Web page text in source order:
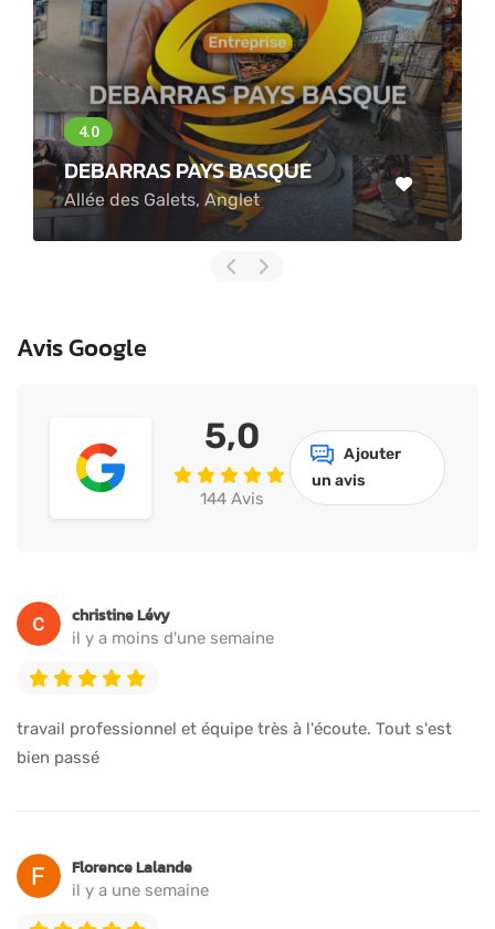
DEBARRAS PAYS BASQUE
Allée des Galets, Anglet
Avis Google
5,0
144 Avis
Ajouter
un avis
christine Lévy
il y a moins d'une semaine
travail professionnel et équipe très à l'écoute. Tout s'est
bien passé
Florence Lalande
il y a une semaine